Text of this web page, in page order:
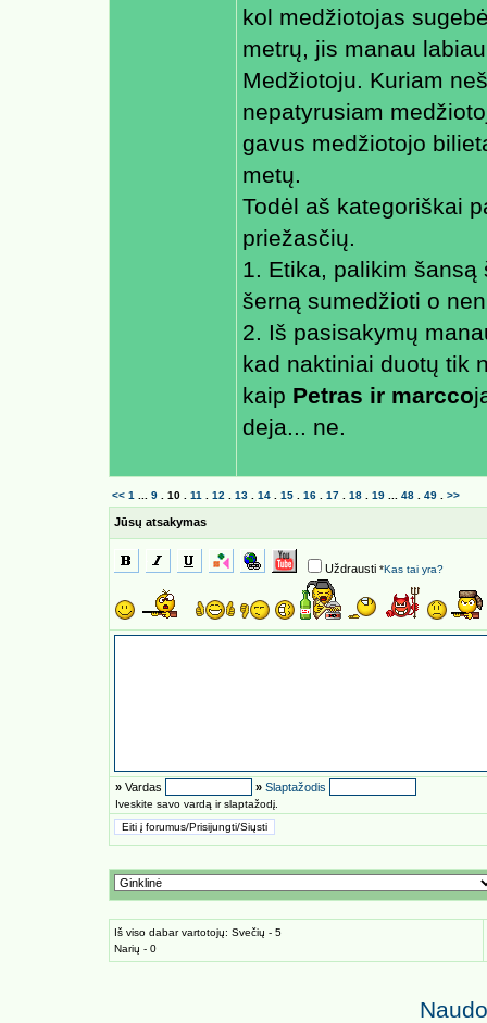
kol medžiotojas
metrų, jis manau
Medžiotoju. Kuriam
nepatyrusiam
gavus medžiotojo
metų.
Todėl aš kategoriškai
priežasčių.
1. Etika, palikim
šerną sumedžioti o
2. Iš pasisakymų
kad naktiniai duotų tik
kaip Petras ir marcco
deja... ne.
<< 1 9 10 11 12 13 14 15 16 17 18 19 48 49 >>
Jūsų atsakymas
Uždrausti *Kas tai yra?
» Vardas » Slaptažodis
Iveskite savo vardą ir slaptažodį.
Iš viso dabar vartotojų: Svečių - 5
Narių - 0